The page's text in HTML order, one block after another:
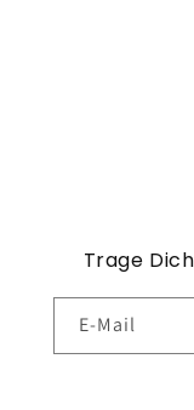
Trage
E-Mail